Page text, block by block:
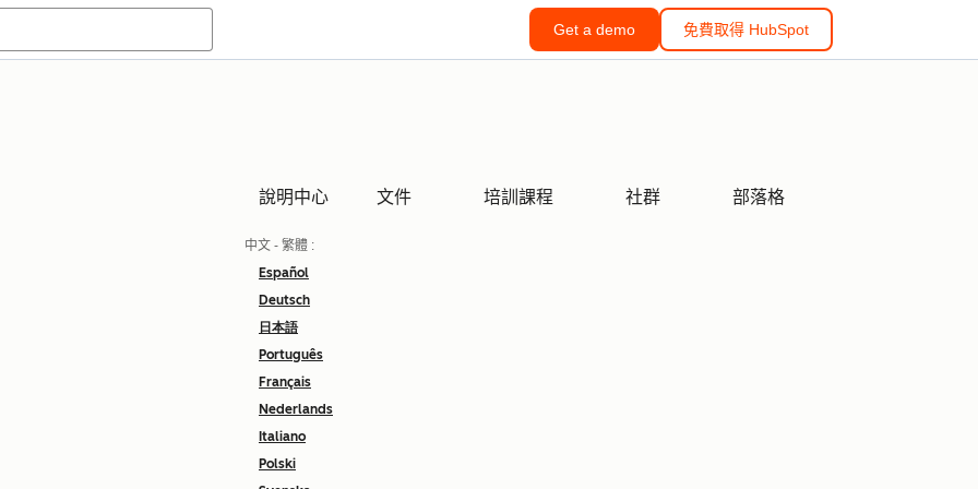
Get a demo 免費取得 HubSpot
說明中心 文件 培訓課程 社群 部落格
中文 - 繁體 :
Español
Deutsch
日本語
Português
Français
Nederlands
Italiano
Polski